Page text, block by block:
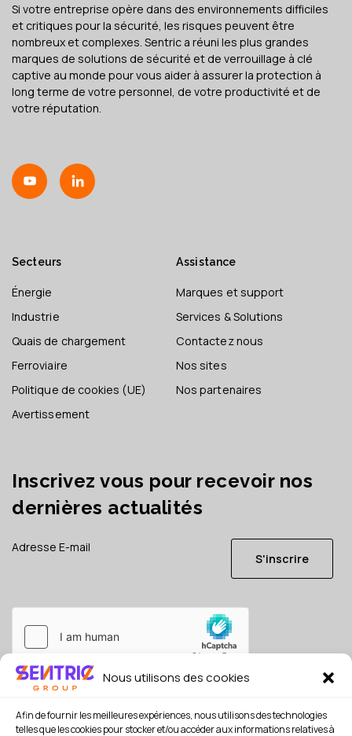
Nous utilisons des cookies
Afin de fournir les meilleures expériences, nous utilisons des technologies
telles que les cookies pour stocker et/ou accéder aux informations relatives à
Si votre entreprise opère dans des environnements difficiles
et critiques pour la sécurité, les risques peuvent être
nombreux et complexes. Sentric a réuni les plus grandes
marques de solutions de sécurité et de verrouillage à clé
captive au monde pour vous aider à assurer la protection à
long terme de votre personnel, de votre productivité et de
votre réputation.
Secteurs
Énergie
Industrie
Quais de chargement
Ferroviaire
Politique de cookies (UE)
Avertissement
Assistance
Marques et support
Services & Solutions
Contactez nous
Nos sites
Nos partenaires
Inscrivez vous pour recevoir nos
dernières actualités
S'inscrire
Je consens à ce que mes données soient conservées en
référence, conformément à la
politique de confidentialité
*